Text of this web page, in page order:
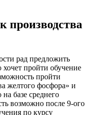
производства
рад предложить
пройти обучение
пройти
желтого фосфора» и
базе среднего
возможно после 9-ого
по курсу